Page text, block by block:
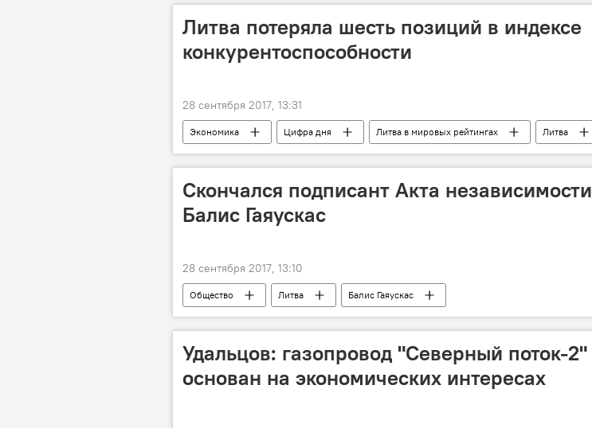
Литва потеряла шесть позиций в индексе
конкурентоспособности
28 сентября 2017, 13:31
Экономика Цифра дня Литва в мировых рейтингах
Литва
Департамент статистики Литвы
рейтинг конкурентоспособности
Скончался подписант Акта независимости
Балис Гаяускас
28 сентября 2017, 13:10
Общество Литва Балис Гаяускас
Удальцов: газопровод "Северный поток-2"
основан на экономических интересах